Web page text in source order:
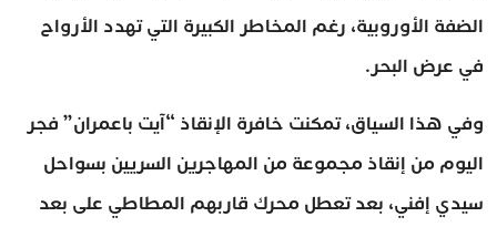
الضفة الأوروبية، رغم المخاطر الكبيرة التي تهدد الأرواح
في عرض البحر.
وفي هذا السياق، تمكنت خافرة الإنقاذ “آيت باعمران” فجر
اليوم من إنقاذ مجموعة من المهاجرين السريين بسواحل
سيدي إفني، بعد تعطل محرك قاربهم المطاطي على بعد